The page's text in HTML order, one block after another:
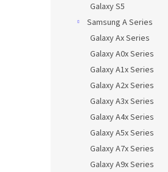
Galaxy S5
Samsung A Series
Galaxy Ax Series
Galaxy A0x Series
Galaxy A1x Series
Galaxy A2x Series
Galaxy A3x Series
Galaxy A4x Series
Galaxy A5x Series
Galaxy A7x Series
Galaxy A9x Series